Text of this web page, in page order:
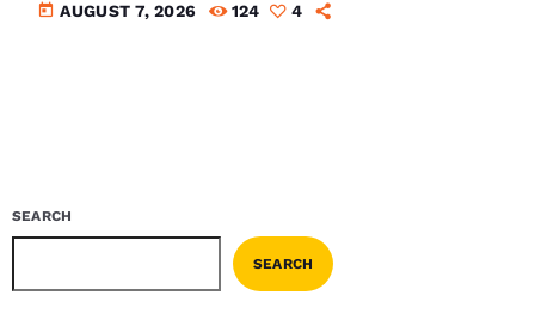
today AUGUST 7, 2026 124 4
SEARCH
SEARCH